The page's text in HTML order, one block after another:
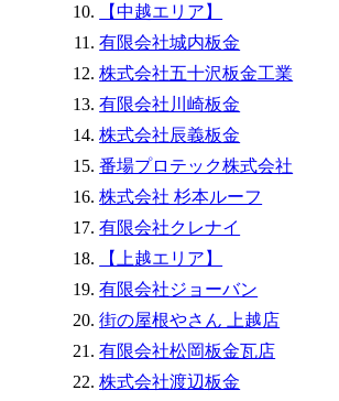
【中越エリア】
有限会社城内板金
株式会社五十沢板金工業
有限会社川崎板金
株式会社辰義板金
番場プロテック株式会社
株式会社 杉本ルーフ
有限会社クレナイ
【上越エリア】
有限会社ジョーバン
街の屋根やさん 上越店
有限会社松岡板金瓦店
株式会社渡辺板金